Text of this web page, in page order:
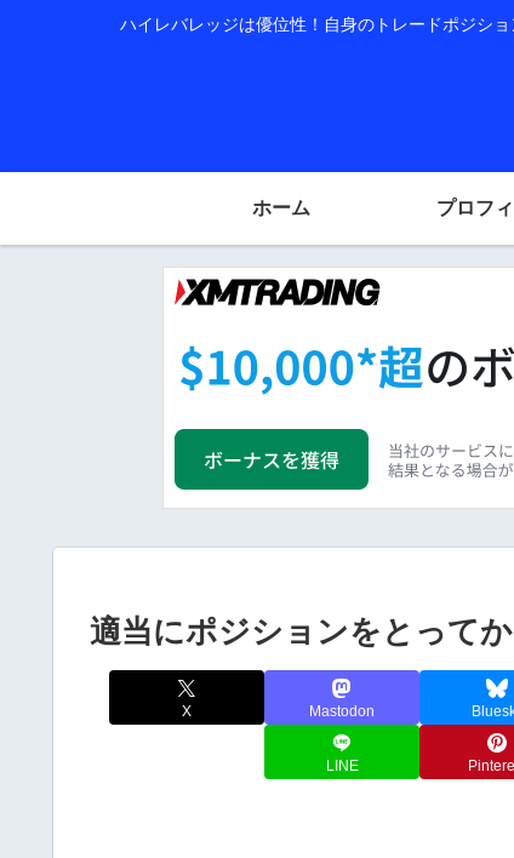
ハイレバレッジは優位性！自身のトレードポジシ
ホーム プロフ
適当にポジションをとって
X Mastodon
LINE